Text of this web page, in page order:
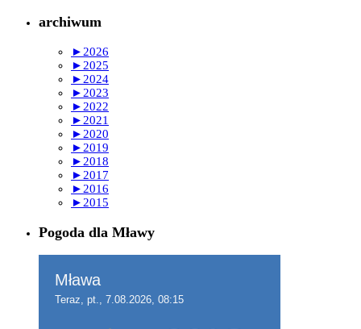
archiwum
► 2026
► 2025
► 2024
► 2023
► 2022
► 2021
► 2020
► 2019
► 2018
► 2017
► 2016
► 2015
Pogoda dla Mławy